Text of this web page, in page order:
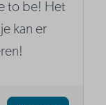
to be! Het
kan er